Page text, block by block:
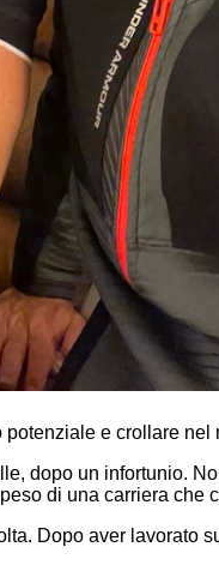
e crollare
dopo un infortunio.
di una carriera che
Dopo aver